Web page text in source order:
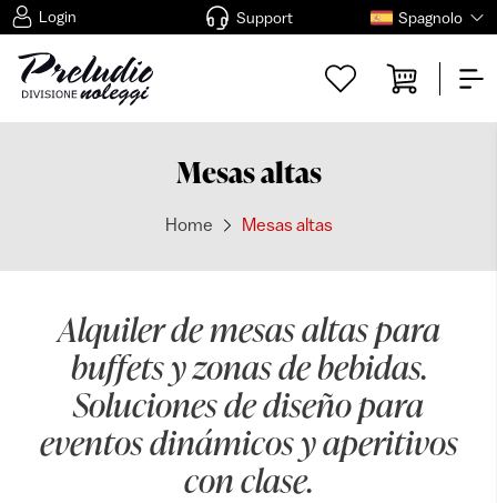
Login Support Spagnolo
Mesas altas
Home Mesas altas
Alquiler de mesas altas para
buffets y zonas de bebidas.
Soluciones de diseño para
eventos dinámicos y aperitivos
con clase.